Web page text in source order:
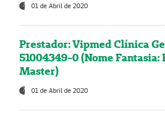
01 de Abril de 2020
Prestador: Vipmed Clínica
51004349-0 (Nome
Master)
01 de Abril de 2020